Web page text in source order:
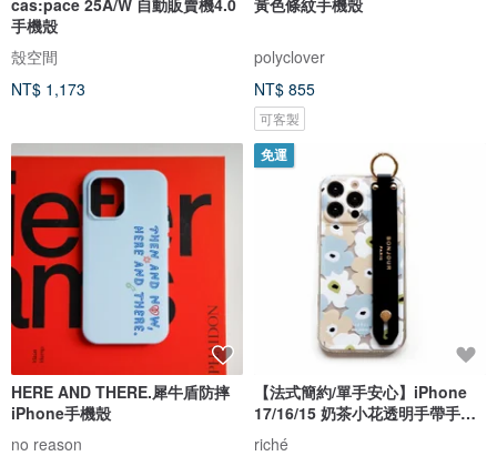
cas:pace 25A/W 自動販賣機4.0
手機殼
殼空間
NT$ 1,173
黃色條紋手機殼
polyclover
NT$ 855
可客製
HERE AND THERE.犀牛盾防摔
iPhone手機殼
no reason
免運
【法式簡約/單手安心】iPhone
17/16/15 奶茶小花透明手帶手機
殼
riché